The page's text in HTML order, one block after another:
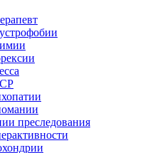
преследования